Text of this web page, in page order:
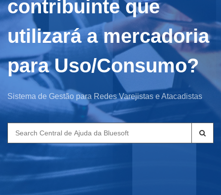
contribuinte que
utilizará a mercadoria
para Uso/Consumo?
Sistema de Gestão para Redes Varejistas e Atacadistas
Search
for: